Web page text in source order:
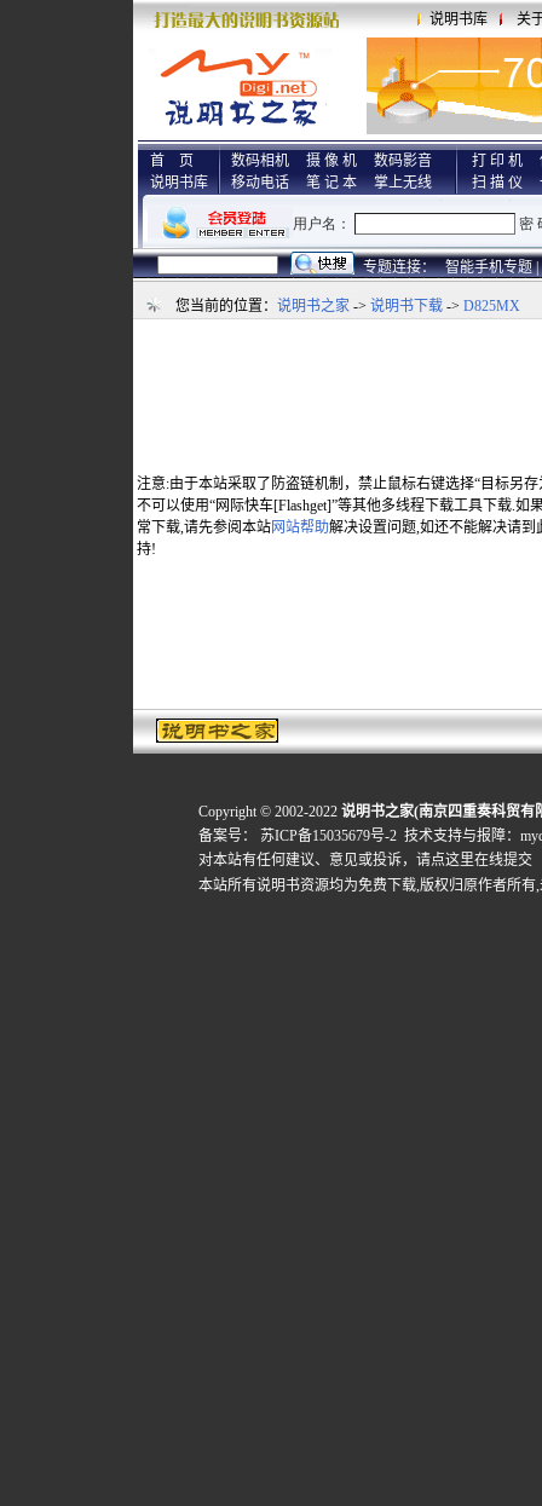
说明书库 关
首 页
说明书库
数码相机 摄 像 机
数码影音
移动电话
笔 记 本 掌上无线
打 印 机
扫 描 仪
专题连接： 智能手机专题 |
您当前的位置： 说明书之家 -> 说明书下载 -> D825MX
注意:由于本站采取了防盗链机制，禁止鼠标右键选择“目标另
不可以使用“网际快车[Flashget]”等其他多线程下载工具下载.如
常下载,请先参阅本站网站帮助解决设置问题,如还不能解决请到
持!
Copyright © 2002-2022 说明书之家(南京四重奏科贸有
备案号：
苏ICP备15035679号-2 技术支持与报障：
对本站有任何建议、意见或投诉， 请点这里在线提交
本站所有说明书资源均为免费下载,版权归原作者所